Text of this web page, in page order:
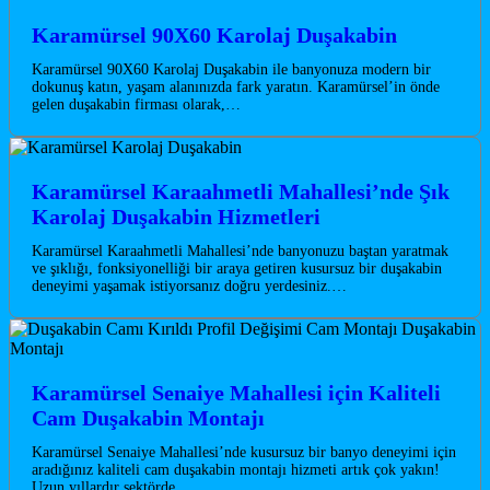
Karamürsel 90X60 Karolaj Duşakabin
Karamürsel 90X60 Karolaj Duşakabin ile banyonuza modern bir
dokunuş katın, yaşam alanınızda fark yaratın. Karamürsel’in önde
gelen duşakabin firması olarak,…
Karamürsel Karaahmetli Mahallesi’nde Şık
Karolaj Duşakabin Hizmetleri
Karamürsel Karaahmetli Mahallesi’nde banyonuzu baştan yaratmak
ve şıklığı, fonksiyonelliği bir araya getiren kusursuz bir duşakabin
deneyimi yaşamak istiyorsanız doğru yerdesiniz.…
Karamürsel Senaiye Mahallesi için Kaliteli
Cam Duşakabin Montajı
Karamürsel Senaiye Mahallesi’nde kusursuz bir banyo deneyimi için
aradığınız kaliteli cam duşakabin montajı hizmeti artık çok yakın!